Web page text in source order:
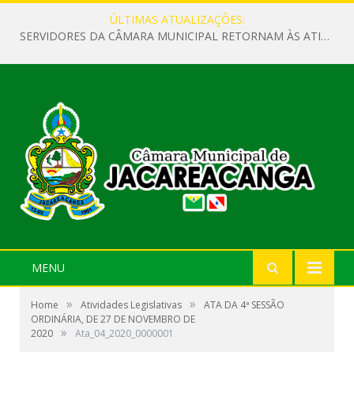
ÚLTIMAS ATUALIZAÇÕES:
SERVIDORES DA CÂMARA MUNICIPAL RETORNAM ÀS ATIVIDADES APÓS O RECESSO PARLAMENTAR
MENU
Home » Atividades Legislativas »
ATA DA 4ª SESSÃO
ORDINÁRIA, DE 27 DE NOVEMBRO DE
2020 » Ata_04_2020_0000001